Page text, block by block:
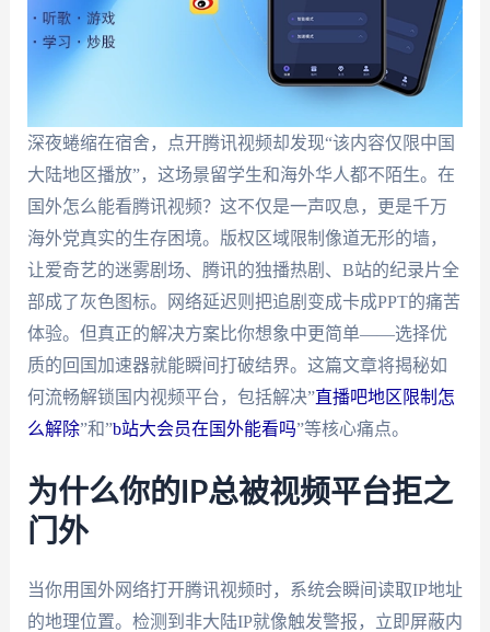
深夜蜷缩在宿舍，点开腾讯视频却发现“该内容仅限中国
大陆地区播放”，这场景留学生和海外华人都不陌生。在
国外怎么能看腾讯视频？这不仅是一声叹息，更是千万
海外党真实的生存困境。版权区域限制像道无形的墙，
让爱奇艺的迷雾剧场、腾讯的独播热剧、B站的纪录片全
部成了灰色图标。网络延迟则把追剧变成卡成PPT的痛苦
体验。但真正的解决方案比你想象中更简单——选择优
质的回国加速器就能瞬间打破结界。这篇文章将揭秘如
何流畅解锁国内视频平台，包括解决”直播吧地区限制怎
么解除”和”b站大会员在国外能看吗”等核心痛点。
为什么你的IP总被视频平台拒之
门外
当你用国外网络打开腾讯视频时，系统会瞬间读取IP地址
的地理位置。检测到非大陆IP就像触发警报，立即屏蔽内